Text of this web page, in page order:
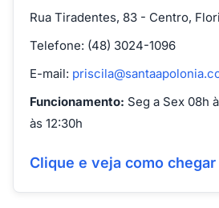
Rua Tiradentes, 83 - Centro,
Telefone: (48) 3024-1096
E-mail:
Funcionamento: Seg a Sex 08h
às 12:30h
Clique e veja como chegar